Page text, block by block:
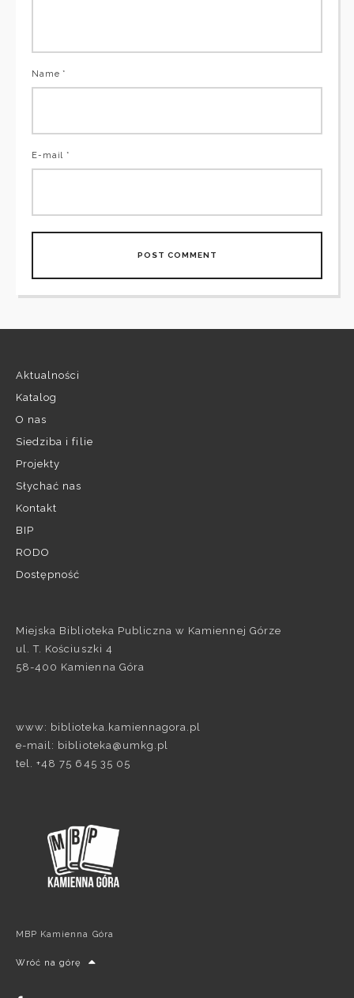
Name *
E-mail *
Aktualności
Katalog
O nas
Siedziba i filie
Projekty
Słychać nas
Kontakt
BIP
RODO
Dostępność
Miejska Biblioteka Publiczna w Kamiennej Górze
ul. T. Kościuszki 4
58-400 Kamienna Góra
www: biblioteka.kamiennagora.pl
e-mail: biblioteka@umkg.pl
tel. +48 75 645 35 05
MBP Kamienna Góra
Wróć na górę